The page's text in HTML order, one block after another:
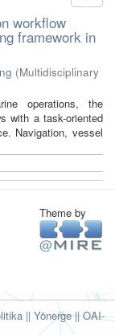
workflow
framework in
(Multidisciplinary
operations, the
with a task-oriented
Navigation, vessel
Theme by
|| Yönerge ||OAI-